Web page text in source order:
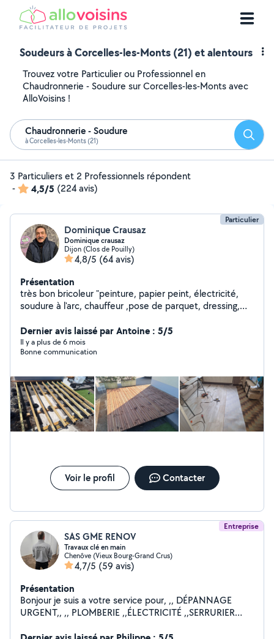
Soudeurs à Corcelles-les-Monts (21) et alentours
Trouvez votre Particulier ou Professionnel en
Chaudronnerie - Soudure sur Corcelles-les-Monts avec
AlloVoisins !
Chaudronnerie - Soudure
à Corcelles-les-Monts (21)
3 Particuliers et 2 Professionnels répondent
-
4,5/5 (224 avis)
Particulier
Dominique Crausaz
Dominique crausaz
Dijon (Clos de Pouilly)
4,8/5 (64 avis)
Présentation
très bon bricoleur "peinture, papier peint, électricité,
soudure à l'arc, chauffeur ,pose de parquet, dressing,
Dernier avis laissé par Antoine : 5/5
Il y a plus de 6 mois
Bonne communication
Voir le profil Contacter
Entreprise
SAS GME RENOV
Travaux clé en main
Chenôve (Vieux Bourg-Grand Crus)
4,7/5 (59 avis)
Présentation
Bonjour je suis a votre service pour, ,, DÉPANNAGE
URGENT,, ,, PLOMBERIE ,,ÉLECTRICITÉ ,,SERRURIER